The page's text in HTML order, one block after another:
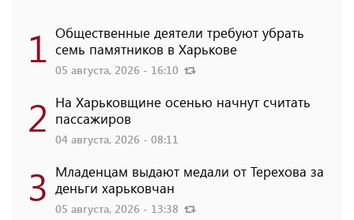
1 Общественные деятели требуют убрать
семь памятников в Харькове
05 августа, 2026 - 16:10
2 На Харьковщине осенью начнут считать
пассажиров
04 августа, 2026 - 08:11
3 Младенцам выдают медали от Терехова за
деньги харьковчан
05 августа, 2026 - 13:38